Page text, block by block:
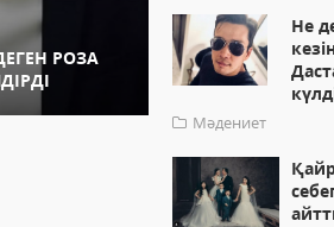
РОЗА
Не
Мәдениет